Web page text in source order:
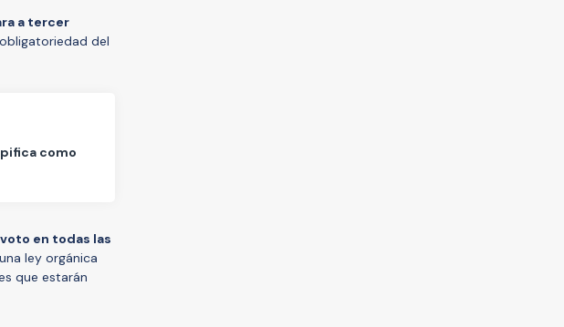
a tercer
del
como
en todas las
ley orgánica
que estarán